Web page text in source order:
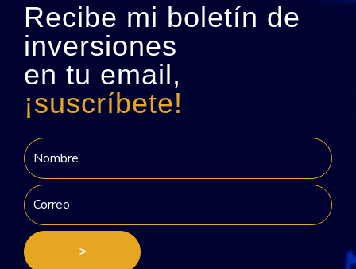
Recibe mi boletín de
inversiones
en tu email,
¡suscríbete!
>